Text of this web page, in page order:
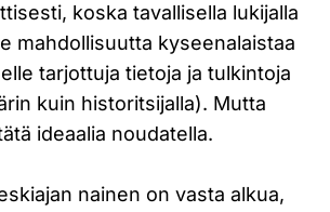
koska tavallisella lukijalla
mahdollisuutta kyseenalaistaa
tarjottuja tietoja ja tulkintoja
kuin historitsijalla). Mutta
ideaalia noudatella.
nainen on vasta alkua,